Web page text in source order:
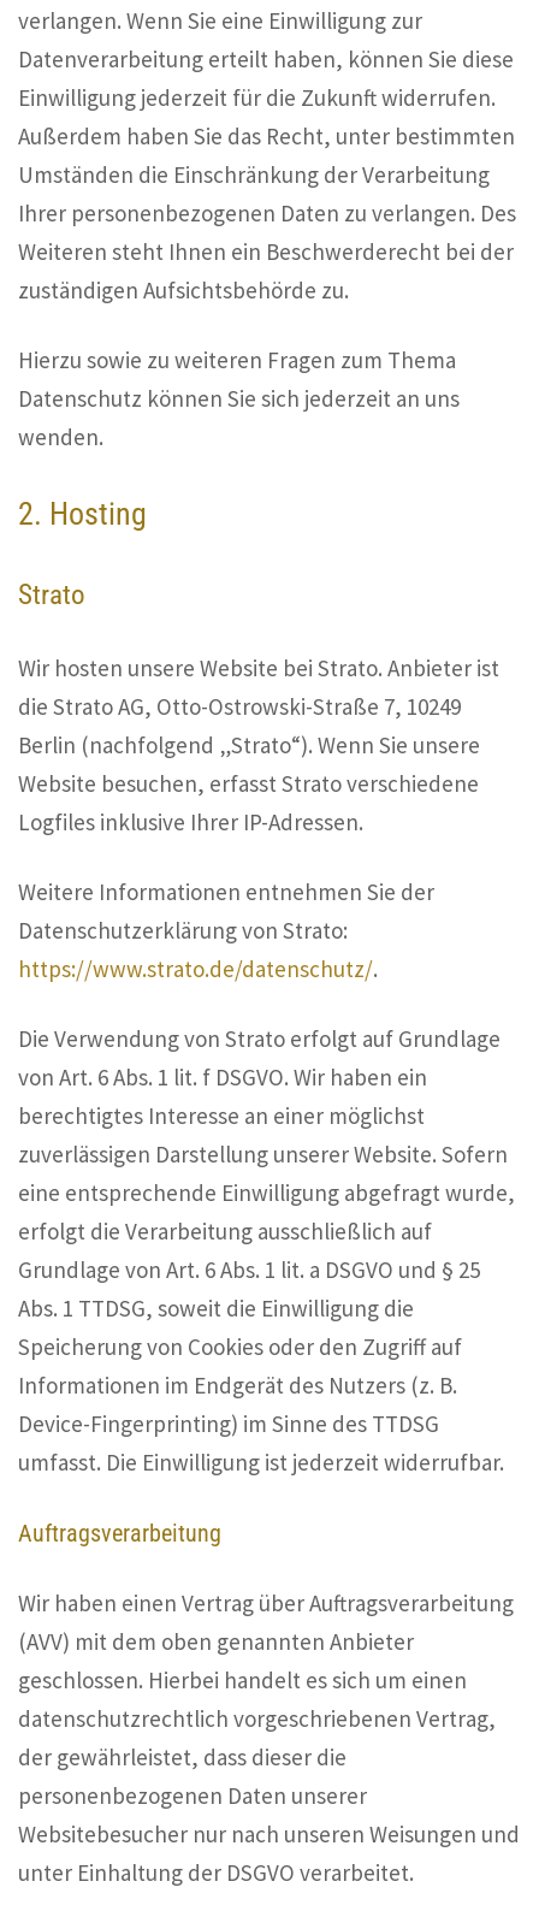
verlangen. Wenn Sie eine Einwilligung zur
Datenverarbeitung erteilt haben, können Sie diese
Einwilligung jederzeit für die Zukunft widerrufen.
Außerdem haben Sie das Recht, unter bestimmten
Umständen die Einschränkung der Verarbeitung
Ihrer personenbezogenen Daten zu verlangen. Des
Weiteren steht Ihnen ein Beschwerderecht bei der
zuständigen Aufsichtsbehörde zu.
Hierzu sowie zu weiteren Fragen zum Thema
Datenschutz können Sie sich jederzeit an uns
wenden.
2. Hosting
Strato
Wir hosten unsere Website bei Strato. Anbieter ist
die Strato AG, Otto-Ostrowski-Straße 7, 10249
Berlin (nachfolgend „Strato“). Wenn Sie unsere
Website besuchen, erfasst Strato verschiedene
Logfiles inklusive Ihrer IP-Adressen.
Weitere Informationen entnehmen Sie der
Datenschutzerklärung von Strato:
https://www.strato.de/datenschutz/.
Die Verwendung von Strato erfolgt auf Grundlage
von Art. 6 Abs. 1 lit. f DSGVO. Wir haben ein
berechtigtes Interesse an einer möglichst
zuverlässigen Darstellung unserer Website. Sofern
eine entsprechende Einwilligung abgefragt wurde,
erfolgt die Verarbeitung ausschließlich auf
Grundlage von Art. 6 Abs. 1 lit. a DSGVO und § 25
Abs. 1 TTDSG, soweit die Einwilligung die
Speicherung von Cookies oder den Zugriff auf
Informationen im Endgerät des Nutzers (z. B.
Device-Fingerprinting) im Sinne des TTDSG
umfasst. Die Einwilligung ist jederzeit widerrufbar.
Auftragsverarbeitung
Wir haben einen Vertrag über Auftragsverarbeitung
(AVV) mit dem oben genannten Anbieter
geschlossen. Hierbei handelt es sich um einen
datenschutzrechtlich vorgeschriebenen Vertrag,
der gewährleistet, dass dieser die
personenbezogenen Daten unserer
Websitebesucher nur nach unseren Weisungen und
unter Einhaltung der DSGVO verarbeitet.